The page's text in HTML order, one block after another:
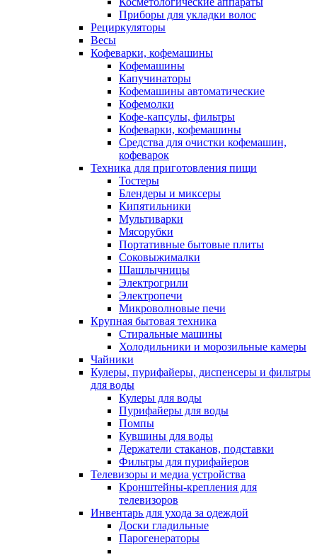
Приборы для укладки волос
Рециркуляторы
Весы
Кофеварки, кофемашины
Кофемашины
Капучинаторы
Кофемашины автоматические
Кофемолки
Кофе-капсулы, фильтры
Кофеварки, кофемашины
Средства для очистки кофемашин,
кофеварок
Техника для приготовления пищи
Тостеры
Блендеры и миксеры
Кипятильники
Мультиварки
Мясорубки
Портативные бытовые плиты
Соковыжималки
Шашлычницы
Электрогрили
Электропечи
Микроволновые печи
Крупная бытовая техника
Стиральные машины
Холодильники и морозильные камеры
Чайники
Кулеры, пурифайеры, диспенсеры и фильтры
для воды
Кулеры для воды
Пурифайеры для воды
Помпы
Кувшины для воды
Держатели стаканов, подставки
Фильтры для пурифайеров
Телевизоры и медиа устройства
Кронштейны-крепления для
телевизоров
Инвентарь для ухода за одеждой
Доски гладильные
Парогенераторы